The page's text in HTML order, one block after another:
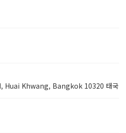
Huai Khwang, Bangkok 10320 태국